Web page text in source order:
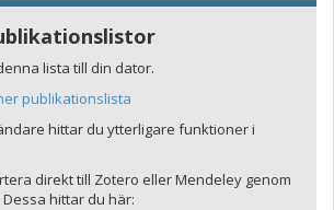
lista till din dator.
publikationslista
hittar du ytterligare funktioner i
direkt till Zotero eller Mendeley genom
hittar du här: